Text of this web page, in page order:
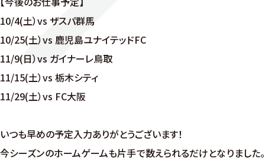
10/4(土）vs ザスパ群馬
10/25(土）vs 鹿児島ユナイテッドFC
11/9(日）vs ガイナーレ鳥取
11/15(土）vs 栃木シティ
11/29(土）vs FC大阪
いつも早めの予定入力ありがとうございます！
今シーズンのホームゲームも片手で数えられるだけとなりました。